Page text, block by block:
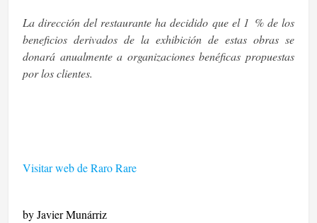
La dirección del restaurante ha decidido que el 1 % de los
beneficios derivados de la exhibición de estas obras se
donará anualmente a organizaciones benéficas propuestas
por los clientes.
Visitar web de Raro Rare
by Javier Munárriz